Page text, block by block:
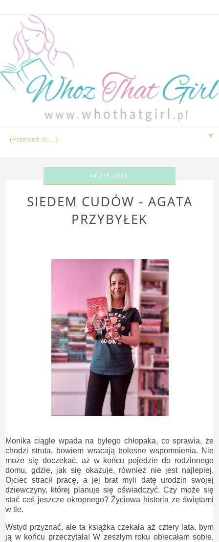
▼
10 STY 2023
SIEDEM CUDÓW - AGATA
PRZYBYŁEK
Monika ciągle wpada na byłego chłopaka, co sprawia, że
chodzi struta, bowiem wracają bolesne wspomnienia. Nie
może się doczekać, aż w końcu pojedzie do rodzinnego
domu, gdzie, jak się okazuje, również nie jest najlepiej.
Ojciec stracił pracę, a jej brat myli datę urodzin swojej
dziewczyny, której planuje się oświadczyć. Czy może się
stać coś jeszcze okropnego? Życiowa historia ze świętami
w tle.
Wstyd przyznać, ale ta książka czekała aż cztery lata, bym
ją w końcu przeczytała! W zeszłym roku obiecałam sobie,